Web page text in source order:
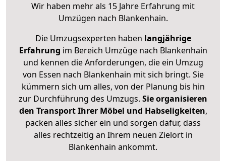
Wir haben mehr als 15 Jahre Erfahrung mit
Umzügen nach Blankenhain.
Die Umzugsexperten haben langjährige
Erfahrung im Bereich Umzüge nach Blankenhain
und kennen die Anforderungen, die ein Umzug
von Essen nach Blankenhain mit sich bringt. Sie
kümmern sich um alles, von der Planung bis hin
zur Durchführung des Umzugs. Sie organisieren
den Transport Ihrer Möbel und Habseligkeiten,
packen alles sicher ein und sorgen dafür, dass
alles rechtzeitig an Ihrem neuen Zielort in
Blankenhain ankommt.